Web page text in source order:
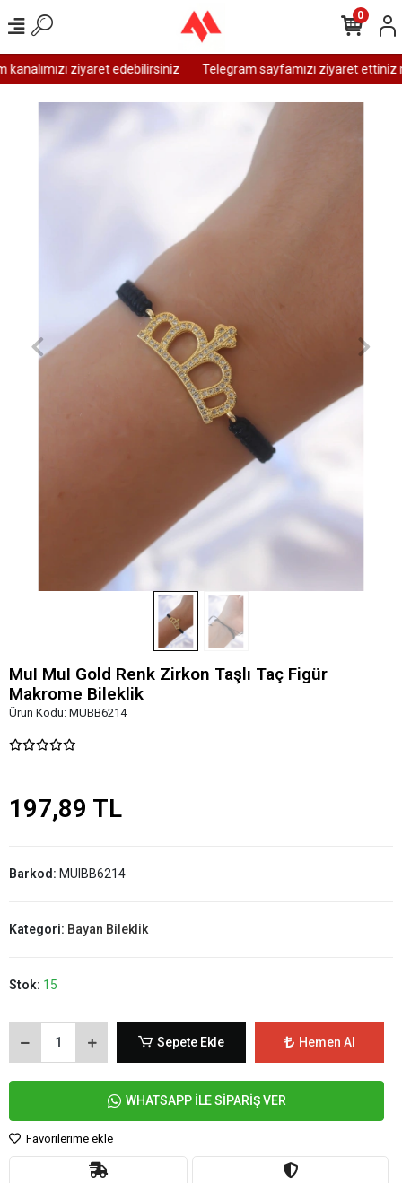
ziyaret edebilirsiniz Telegram sayfamızı ziyaret ettiniz
0
MuI MuI Gold Renk Zirkon Taşlı Taç Figür
Makrome Bileklik
Ürün Kodu: MUBB6214
197,89 TL
Barkod: MUIBB6214
Kategori: Bayan Bileklik
Stok: 15
Sepete Ekle Hemen Al
WHATSAPP İLE SİPARİŞ VER
Favorilerime ekle